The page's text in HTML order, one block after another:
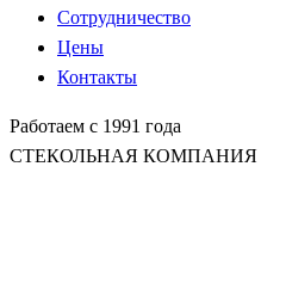
Сотрудничество
Цены
Контакты
Работаем с 1991 года
СТЕКОЛЬНАЯ КОМПАНИЯ